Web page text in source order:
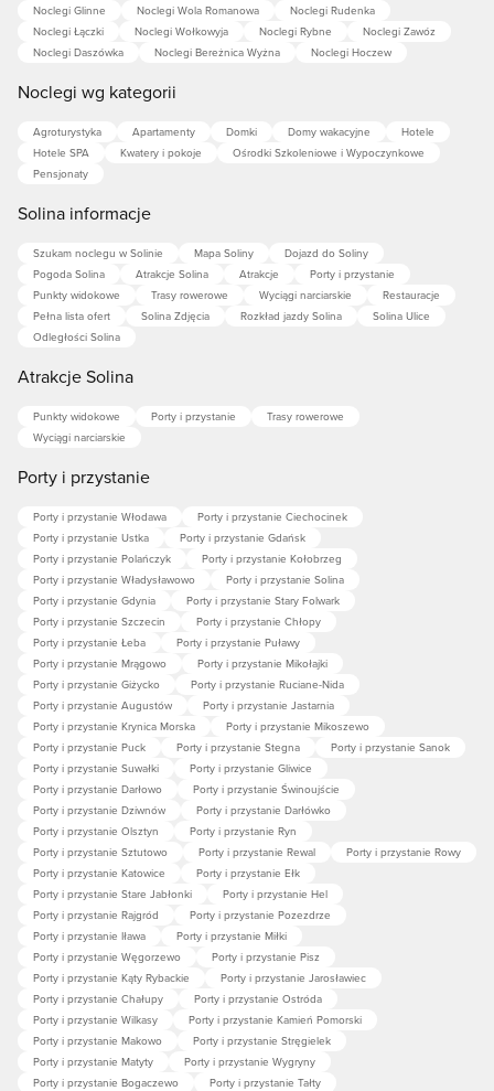
Noclegi Glinne Noclegi Wola Romanowa
Noclegi Rudenka
Noclegi Łączki
Noclegi Wołkowyja Noclegi Rybne
Noclegi Zawóz
Noclegi Daszówka
Noclegi Bereżnica Wyżna Noclegi Hoczew
Noclegi wg kategorii
Agroturystyka Apartamenty Domki Domy wakacyjne
Hotele
Hotele SPA
Kwatery i pokoje
Ośrodki Szkoleniowe i Wypoczynkowe
Pensjonaty
Solina informacje
Szukam noclegu w Solinie Mapa Soliny
Dojazd do Soliny
Pogoda Solina
Atrakcje Solina Atrakcje
Porty i przystanie
Punkty widokowe
Trasy rowerowe Wyciągi narciarskie
Restauracje
Pełna lista ofert
Solina Zdjęcia Rozkład jazdy Solina
Solina Ulice
Odległości Solina
Atrakcje Solina
Punkty widokowe Porty i przystanie
Trasy rowerowe
Wyciągi narciarskie
Porty i przystanie
Porty i przystanie Włodawa
Porty i przystanie Ciechocinek
Porty i przystanie Ustka
Porty i przystanie Gdańsk
Porty i przystanie Polańczyk
Porty i przystanie Kołobrzeg
Porty i przystanie Władysławowo
Porty i przystanie Solina
Porty i przystanie Gdynia
Porty i przystanie Stary Folwark
Porty i przystanie Szczecin
Porty i przystanie Chłopy
Porty i przystanie Łeba
Porty i przystanie Puławy
Porty i przystanie Mrągowo
Porty i przystanie Mikołajki
Porty i przystanie Giżycko
Porty i przystanie Ruciane-Nida
Porty i przystanie Augustów
Porty i przystanie Jastarnia
Porty i przystanie Krynica Morska
Porty i przystanie Mikoszewo
Porty i przystanie Puck
Porty i przystanie Stegna
Porty i przystanie Sanok
Porty i przystanie Suwałki
Porty i przystanie Gliwice
Porty i przystanie Darłowo
Porty i przystanie Świnoujście
Porty i przystanie Dziwnów
Porty i przystanie Darłówko
Porty i przystanie Olsztyn
Porty i przystanie Ryn
Porty i przystanie Sztutowo
Porty i przystanie Rewal
Porty i przystanie Rowy
Porty i przystanie Katowice
Porty i przystanie Ełk
Porty i przystanie Stare Jabłonki
Porty i przystanie Hel
Porty i przystanie Rajgród
Porty i przystanie Pozezdrze
Porty i przystanie Iława
Porty i przystanie Miłki
Porty i przystanie Węgorzewo
Porty i przystanie Pisz
Porty i przystanie Kąty Rybackie
Porty i przystanie Jarosławiec
Porty i przystanie Chałupy
Porty i przystanie Ostróda
Porty i przystanie Wilkasy
Porty i przystanie Kamień Pomorski
Porty i przystanie Makowo
Porty i przystanie Stręgielek
Porty i przystanie Matyty
Porty i przystanie Wygryny
Porty i przystanie Bogaczewo
Porty i przystanie Tałty